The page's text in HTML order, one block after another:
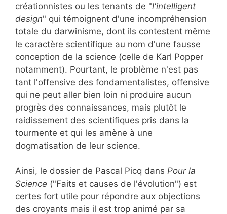
créationnistes ou les tenants de "l'intelligent
design" qui témoignent d'une incompréhension
totale du darwinisme, dont ils contestent même
le caractère scientifique au nom d'une fausse
conception de la science (celle de Karl Popper
notamment). Pourtant, le problème n'est pas
tant l'offensive des fondamentalistes, offensive
qui ne peut aller bien loin ni produire aucun
progrès des connaissances, mais plutôt le
raidissement des scientifiques pris dans la
tourmente et qui les amène à une
dogmatisation de leur science.
Ainsi, le dossier de Pascal Picq dans Pour la
Science ("Faits et causes de l'évolution") est
certes fort utile pour répondre aux objections
des croyants mais il est trop animé par sa